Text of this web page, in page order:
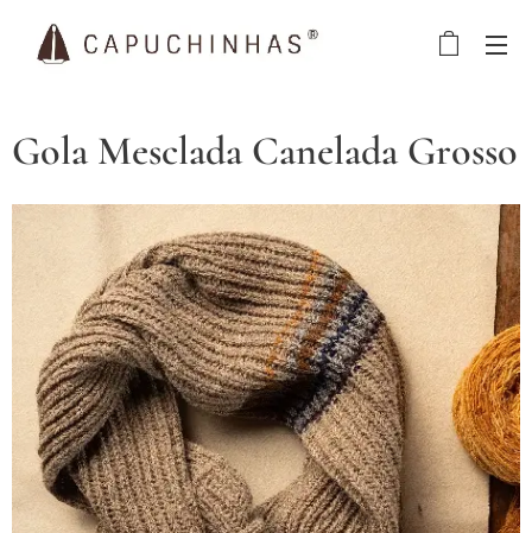
Gola Mesclada Canelada Grosso